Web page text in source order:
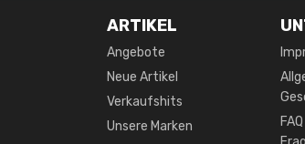
ARTIKEL
Angebote
Neue Artikel
Verkaufshits
Unsere Marken